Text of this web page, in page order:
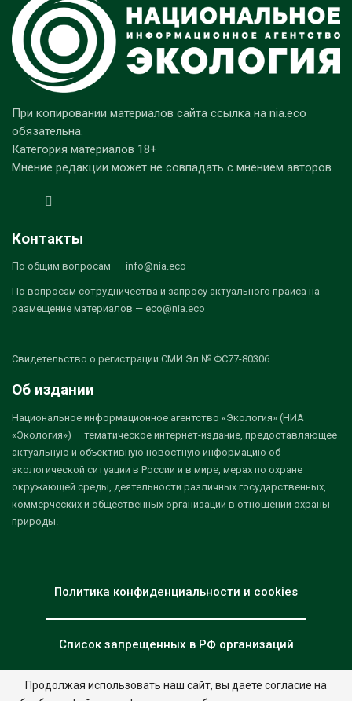
При копировании материалов сайта ссылка на nia.eco
обязательна.
Категория материалов 18+
Мнение редакции может не совпадать с мнением авторов.
Контакты
По общим вопросам — info@nia.eco
По вопросам сотрудничества и запросу актуального прайса на
размещение материалов — eco@nia.eco
Свидетельство о регистрации СМИ Эл № ФС77-80306
Об издании
Национальное информационное агентство «Экология» (НИА
«Экология») — тематическое интернет-издание, предоставляющее
актуальную и объективную новостную информацию об
экологической ситуации в России и в мире, мерах по охране
окружающей среды, деятельности различных государственных,
коммерческих и общественных организаций в отношении охраны
природы.
Политика конфиденциальности и cookies
Список запрещенных в РФ организаций
Продолжая использовать наш сайт, вы даете согласие на